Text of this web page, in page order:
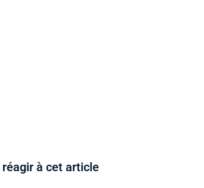
à cet article